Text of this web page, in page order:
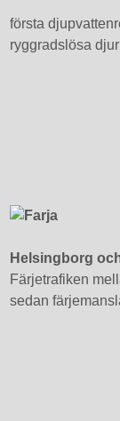
första
ryggradslösa
Helsingborg
Färjetrafiken
sedan